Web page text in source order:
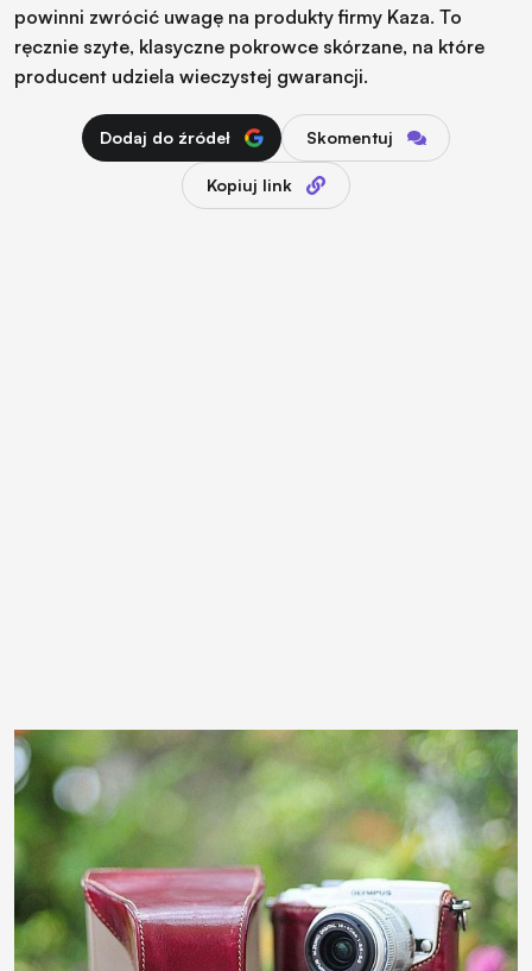
powinni zwrócić uwagę na produkty firmy Kaza. To
ręcznie szyte, klasyczne pokrowce skórzane, na które
producent udziela wieczystej gwarancji.
Dodaj do źródeł Skomentuj
Kopiuj link